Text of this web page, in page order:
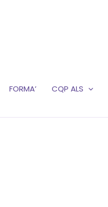
FORMA’ CQP ALS